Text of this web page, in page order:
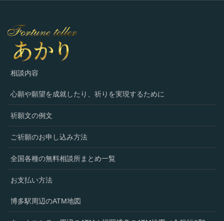
相談内容
心願や願望を成就したり、祈りを実現するために
祈願文の例文
ご祈願のお申し込み方法
全国各種の無料相談所まとめ一覧
お支払い方法
博多駅周辺のATM地図